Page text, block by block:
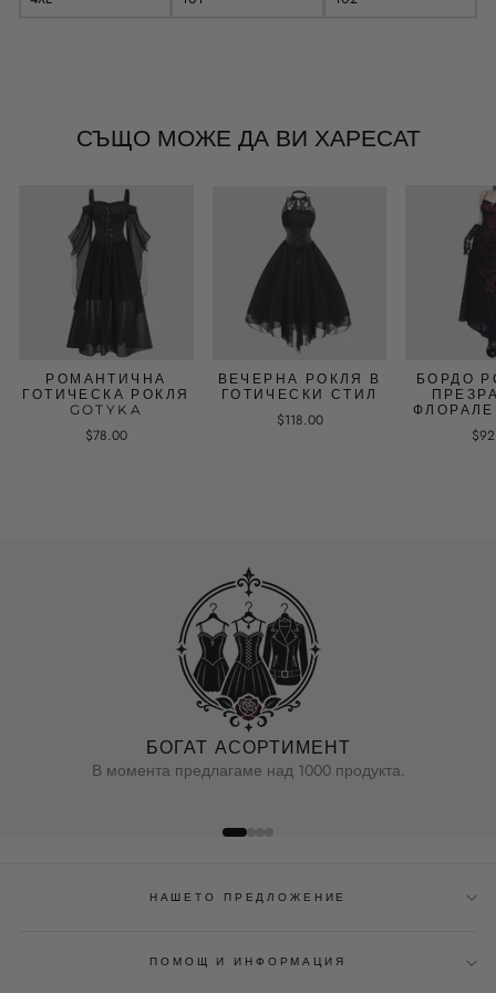
СЪЩО МОЖЕ ДА ВИ ХАРЕСАТ
РОМАНТИЧНА
ГОТИЧЕСКА РОКЛЯ
GOTYKA
$78.00
ВЕЧЕРНА РОКЛЯ В
ГОТИЧЕСКИ СТИЛ
$118.00
БОРДО
БОГАТ АСОРТИМЕНТ
В момента предлагаме над 1000 продукта.
НАШЕТО ПРЕДЛОЖЕНИЕ
ПОМОЩ И ИНФОРМАЦИЯ